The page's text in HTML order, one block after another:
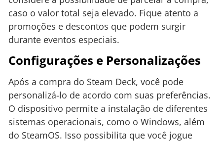
caso o valor total seja elevado. Fique atento a
promoções e descontos que podem surgir
durante eventos especiais.
Configurações e Personalizações
Após a compra do Steam Deck, você pode
personalizá-lo de acordo com suas preferências.
O dispositivo permite a instalação de diferentes
sistemas operacionais, como o Windows, além
do SteamOS. Isso possibilita que você jogue